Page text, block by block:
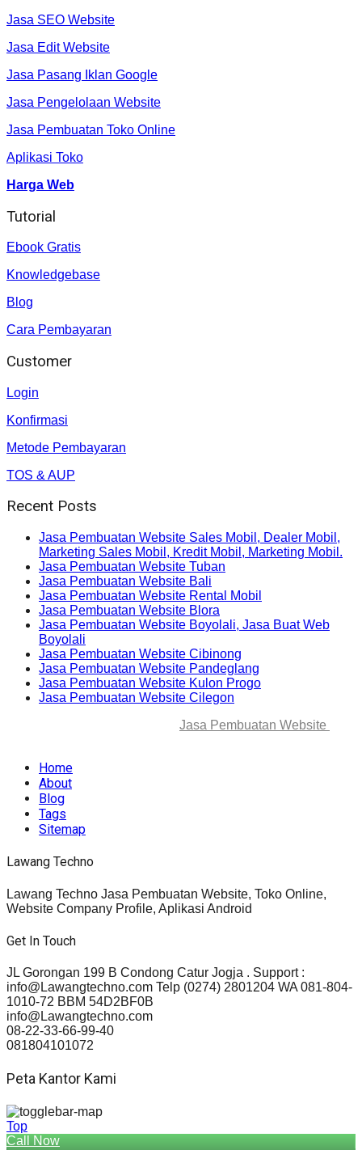
Jasa SEO Website
Jasa Edit Website
Jasa Pasang Iklan Google
Jasa Pengelolaan Website
Jasa Pembuatan Toko Online
Aplikasi Toko
Harga Web
Tutorial
Ebook Gratis
Knowledgebase
Blog
Cara Pembayaran
Customer
Login
Konfirmasi
Metode Pembayaran
TOS & AUP
Recent Posts
Jasa Pembuatan Website Sales Mobil, Dealer Mobil,
Marketing Sales Mobil, Kredit Mobil, Marketing Mobil.
Jasa Pembuatan Website Tuban
Jasa Pembuatan Website Bali
Jasa Pembuatan Website Rental Mobil
Jasa Pembuatan Website Blora
Jasa Pembuatan Website Boyolali, Jasa Buat Web
Boyolali
Jasa Pembuatan Website Cibinong
Jasa Pembuatan Website Pandeglang
Jasa Pembuatan Website Kulon Progo
Jasa Pembuatan Website Cilegon
Jasa Pembuatan Website
Home
About
Blog
Tags
Sitemap
Lawang Techno
Lawang Techno Jasa Pembuatan Website, Toko Online,
Website Company Profile, Aplikasi Android
Get In Touch
JL Gorongan 199 B Condong Catur Jogja . Support :
info@Lawangtechno.com Telp (0274) 2801204 WA 081-804-
1010-72 BBM 54D2BF0B
info@Lawangtechno.com
08-22-33-66-99-40
081804101072
Peta Kantor Kami
Top
Call Now